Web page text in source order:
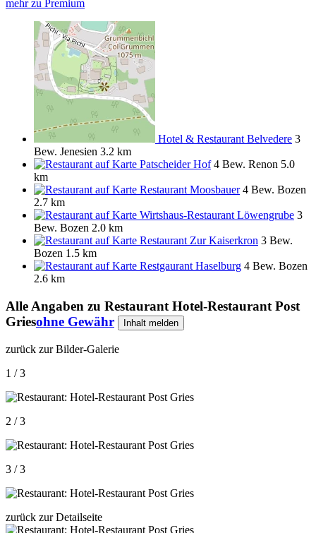
mehr zu Premium
Hotel & Restaurant Belvedere 3
Bew. Jenesien 3.2 km
Patscheider Hof 4 Bew. Renon 5.0
km
Restaurant Moosbauer 4 Bew. Bozen
2.7 km
Wirtshaus-Restaurant Löwengrube 3
Bew. Bozen 2.0 km
Restaurant Zur Kaiserkron 3 Bew.
Bozen 1.5 km
Restgaurant Haselburg 4 Bew. Bozen
2.6 km
Alle Angaben zu Restaurant Hotel-Restaurant Post
Griesohne Gewähr Inhalt melden
zurück zur Bilder-Galerie
1 / 3
2 / 3
3 / 3
zurück zur Detailseite